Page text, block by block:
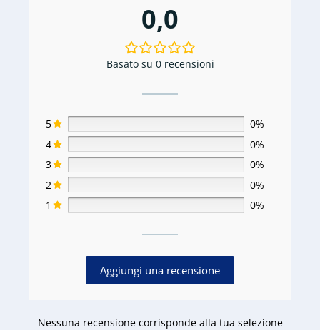
0,0
Basato su 0 recensioni
5
0%
4
0%
3
0%
2
0%
1
0%
Aggiungi una recensione
Nessuna recensione corrisponde alla tua selezione